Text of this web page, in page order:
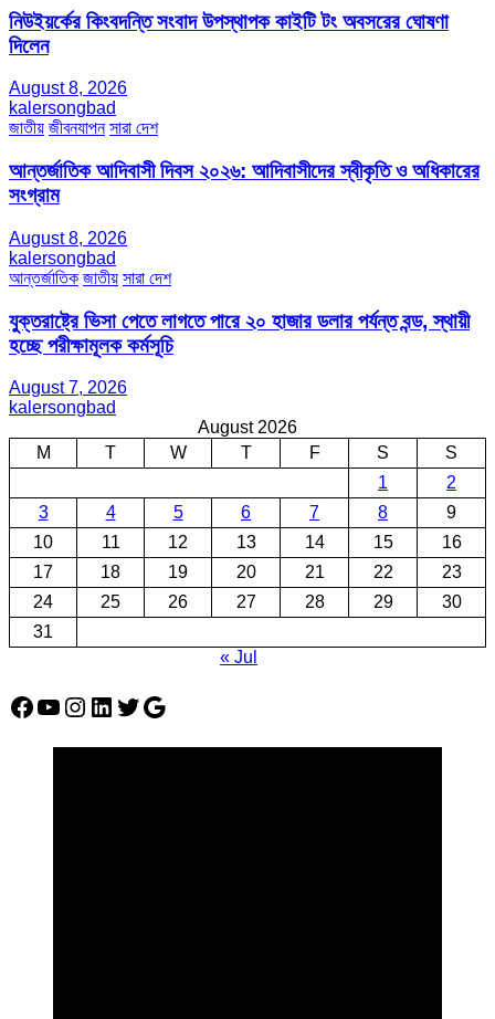
নিউইয়র্কের কিংবদন্তি সংবাদ উপস্থাপক কাইটি টং অবসরের ঘোষণা
দিলেন
August 8, 2026
kalersongbad
জাতীয় জীবনযাপন সারা দেশ
আন্তর্জাতিক আদিবাসী দিবস ২০২৬: আদিবাসীদের স্বীকৃতি ও অধিকারের
সংগ্রাম
August 8, 2026
kalersongbad
আন্তর্জাতিক জাতীয় সারা দেশ
যুক্তরাষ্ট্রে ভিসা পেতে লাগতে পারে ২০ হাজার ডলার পর্যন্ত বন্ড, স্থায়ী
হচ্ছে পরীক্ষামূলক কর্মসূচি
August 7, 2026
kalersongbad
August 2026
M
T W T F S
S
1
2
3
4 5 6 7 8
9
10
11 12 13 14 15
16
17
18 19 20 21 22
23
24
25 26 27 28 29
30
31
« Jul
Facebook
YouTube
Instagram
LinkedIn
Twitter
Google